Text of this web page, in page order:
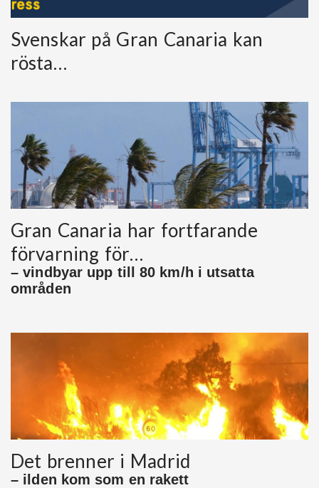
Svenskar på Gran Canaria kan
rösta…
Gran Canaria har fortfarande
förvarning för…
– vindbyar upp till 80 km/h i utsatta
områden
Det brenner i Madrid
– ilden kom som en rakett